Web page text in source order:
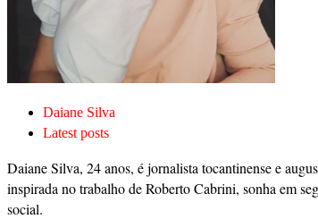
Daiane Silva
Latest posts
Daiane Silva, 24 anos, é jornalista tocantinense e
inspirada no trabalho de Roberto Cabrini, sonha em
social.